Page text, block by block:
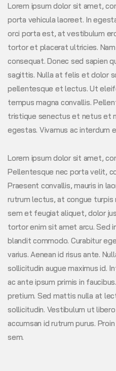
Lorem ipsum dolor sit amet,
porta vehicula laoreet. In
orci porta est, at vestibulum
tortor et placerat ultricies.
consequat. Donec sed sapien
sagittis. Nulla at felis et dolor
pellentesque et lectus. Ut
tempus magna convallis.
tristique senectus et netus et
egestas. Vivamus ac interdum
Lorem ipsum dolor sit amet,
Pellentesque nec porta velit,
Praesent convallis, mauris in
rutrum lectus, at congue turpis
sem et feugiat aliquet, dolor
tortor enim sit amet arcu. Sed
blandit commodo. Curabitur
varius. Aenean id risus ante.
sollicitudin augue maximus id.
ac ante ipsum primis in
pretium. Sed mattis nulla at
sollicitudin. Vestibulum ut
accumsan id rutrum purus.
sem.